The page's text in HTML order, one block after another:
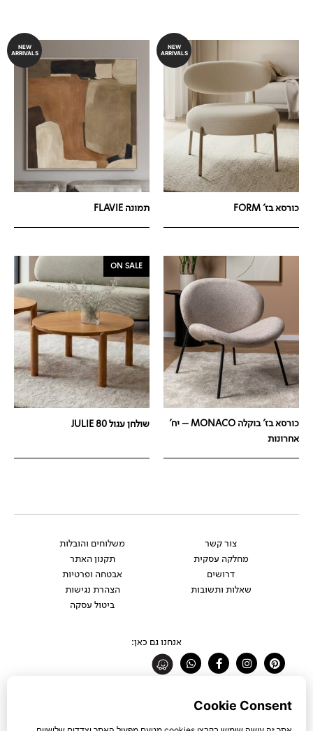
NEW
ARRIVALS
כורסא בז' FORM
NEW
ARRIVALS
תמונה FLAVIE
כורסא בז' בוקלה MONACO – יח'
אחרונות
ON SALE
שולחן עגול JULIE 80
צור קשר
מחלקה עסקית
דרושים
שאלות ותשובות
משלוחים והובלות
תקנון האתר
אבטחה ופרטיות
הצהרת נגישות
ביטול עסקה
אנחנו גם כאן:
Pinterest
Instagram
Facebook-
f
Whatsapp
רוצים להתעדכן לפני כולם?
להצטרפות לניוזלטר